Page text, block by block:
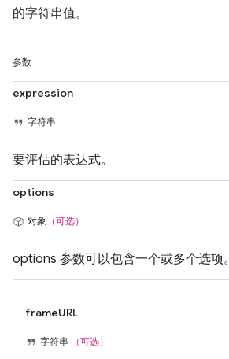
的字符串值。
参数
expression
字符串
要评估的表达式。
options
对象 （可选）
options 参数可以包含一个或多个选项。
frameURL
字符串 （可选）